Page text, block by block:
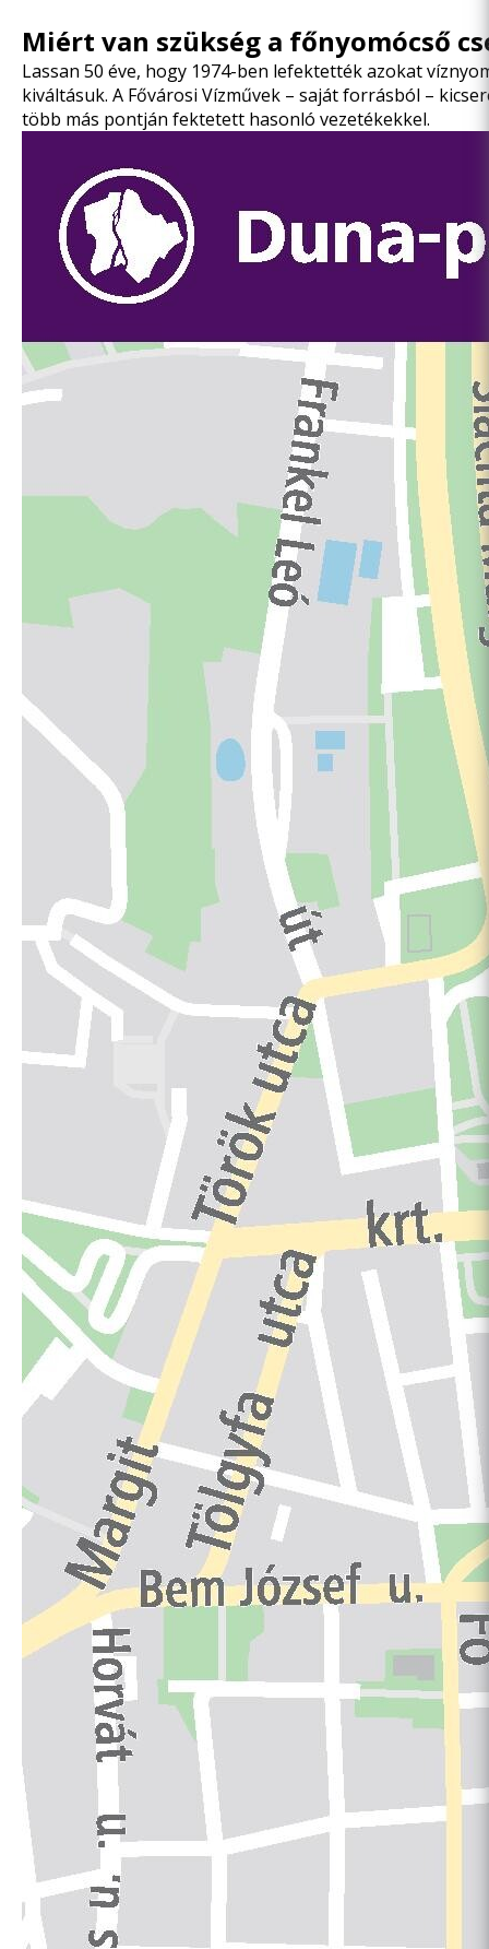
Miért van szükség a főnyomócső
Lassan 50 éve, hogy 1974-ben lefektették azokat
kiváltásuk. A Fővárosi Vízművek – saját forrásból –
több más pontján fektetett hasonló vezetékekkel.